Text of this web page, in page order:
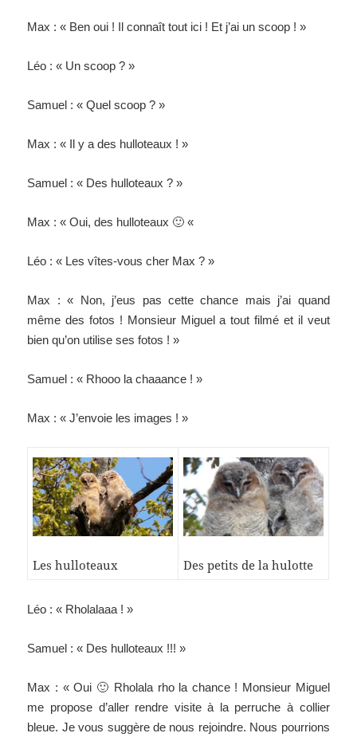
Max : « Ben oui ! Il connaît tout ici ! Et j’ai un scoop ! »
Léo : « Un scoop ? »
Samuel : « Quel scoop ? »
Max : « Il y a des hulloteaux ! »
Samuel : « Des hulloteaux ? »
Max : « Oui, des hulloteaux 🙂 «
Léo : « Les vîtes-vous cher Max ? »
Max : « Non, j’eus pas cette chance mais j’ai quand
même des fotos ! Monsieur Miguel a tout filmé et il veut
bien qu’on utilise ses fotos ! »
Samuel : « Rhooo la chaaance ! »
Max : « J’envoie les images ! »
Les hulloteaux Des petits de la hulotte
Léo : « Rholalaaa ! »
Samuel : « Des hulloteaux !!! »
Max : « Oui 🙂 Rholala rho la chance ! Monsieur Miguel
me propose d’aller rendre visite à la perruche à collier
bleue. Je vous suggère de nous rejoindre. Nous pourrions